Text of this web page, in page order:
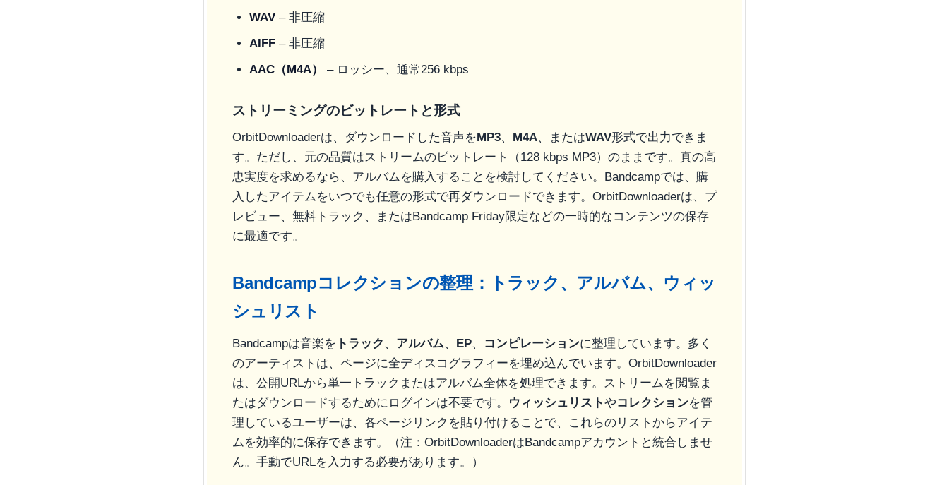
WAV – 非圧縮
AIFF – 非圧縮
AAC（M4A）
– ロッシー、通常256 kbps
ストリーミングのビットレートと形式
OrbitDownloaderは、ダウンロードした音声をMP3、 M4A、またはWAV形式で出力できま
す。ただし、元の品質はストリームのビットレート（128 kbps MP3）のままです。真の高
忠実度を求めるなら、アルバムを購入することを検討してください。Bandcampでは、購
入したアイテムをいつでも任意の形式で再ダウンロードできます。OrbitDownloaderは、プ
レビュー、無料トラック、またはBandcamp Friday限定などの一時的なコンテンツの保存
に最適です。
Bandcampコレクションの整理：トラック、アルバム、ウィッ
シュリスト
Bandcampは音楽を トラック 、 アルバム、 EP、 コンピレーションに整理しています。多く
のアーティストは、ページに全ディスコグラフィーを埋め込んでいます。OrbitDownloader
は、公開URLから単一トラックまたはアルバム全体を処理できます。ストリームを閲覧ま
たはダウンロードするためにログインは不要です。
ウィッシュリストやコレクションを管
理しているユーザーは、各ページリンクを貼り付けることで、これらのリストからアイテ
ムを効率的に保存できます。（注：OrbitDownloaderはBandcampアカウントと統合しませ
ん。手動でURLを入力する必要があります。）